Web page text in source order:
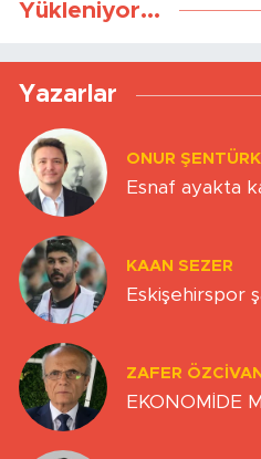
Yükleniyor...
Yazarlar
ONUR ŞENTÜRK
Esnaf ayakta
KAAN SEZER
Eskişehirspor
ZAFER
EKONOMİDE